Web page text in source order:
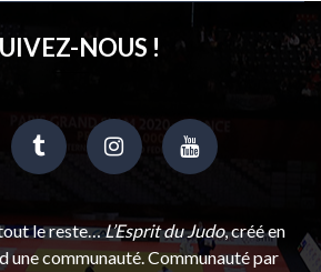
NOUS !
le reste…L’Esprit du Judo, créé en
une communauté. Communauté par